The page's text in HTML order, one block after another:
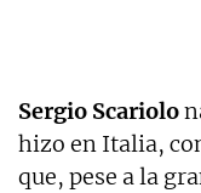
Sergio Scariolo
hizo en Italia,
que, pese a la